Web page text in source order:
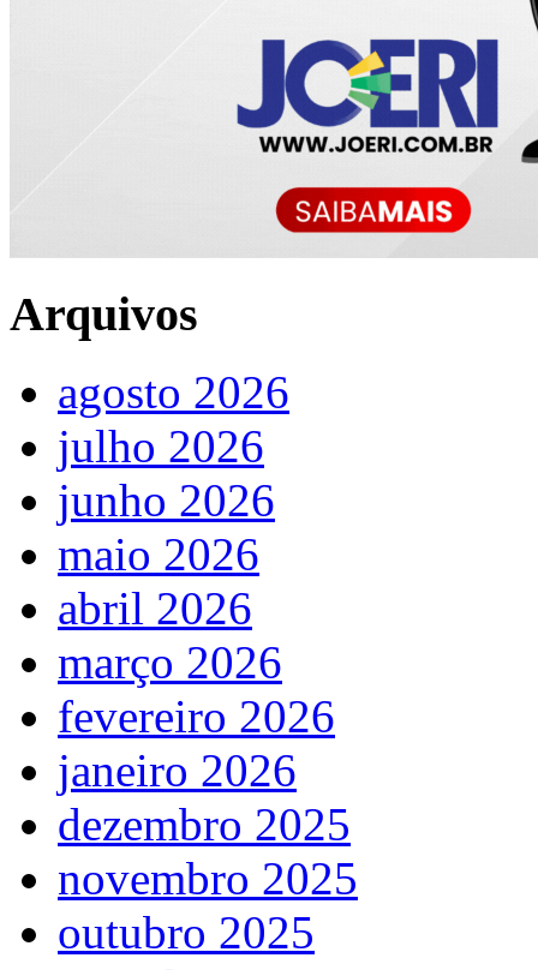
Arquivos
agosto 2026
julho 2026
junho 2026
maio 2026
abril 2026
março 2026
fevereiro 2026
janeiro 2026
dezembro 2025
novembro 2025
outubro 2025